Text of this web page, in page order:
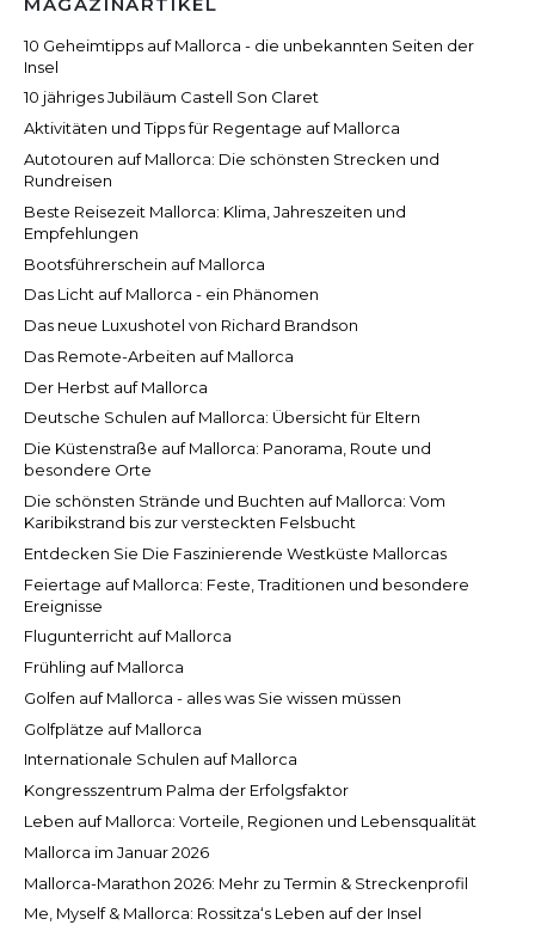
10 Geheimtipps auf Mallorca - die unbekannten Seiten der
Insel
10 jähriges Jubiläum Castell Son Claret
Aktivitäten und Tipps für Regentage auf Mallorca
Autotouren auf Mallorca: Die schönsten Strecken und
Rundreisen
Beste Reisezeit Mallorca: Klima, Jahreszeiten und
Empfehlungen
Bootsführerschein auf Mallorca
Das Licht auf Mallorca - ein Phänomen
Das neue Luxushotel von Richard Brandson
Das Remote-Arbeiten auf Mallorca
Der Herbst auf Mallorca
Deutsche Schulen auf Mallorca: Übersicht für Eltern
Die Küstenstraße auf Mallorca: Panorama, Route und
besondere Orte
Die schönsten Strände und Buchten auf Mallorca: Vom
Karibikstrand bis zur versteckten Felsbucht
Entdecken Sie Die Faszinierende Westküste Mallorcas
Feiertage auf Mallorca: Feste, Traditionen und besondere
Ereignisse
Flugunterricht auf Mallorca
Frühling auf Mallorca
Golfen auf Mallorca - alles was Sie wissen müssen
Golfplätze auf Mallorca
Internationale Schulen auf Mallorca
Kongresszentrum Palma der Erfolgsfaktor
Leben auf Mallorca: Vorteile, Regionen und Lebensqualität
Mallorca im Januar 2026
Mallorca-Marathon 2026: Mehr zu Termin & Streckenprofil
Me, Myself & Mallorca: Rossitza‘s Leben auf der Insel